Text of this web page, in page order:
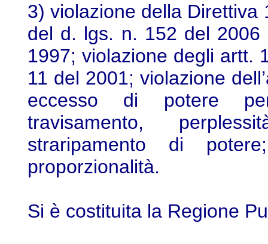
3) violazione della Direttiva
del d. lgs. n. 152 del 2006
1997; violazione degli artt.
11 del 2001; violazione
eccesso di potere
travisamento,
straripamento di
proporzionalità.
Si è costituita la Regione